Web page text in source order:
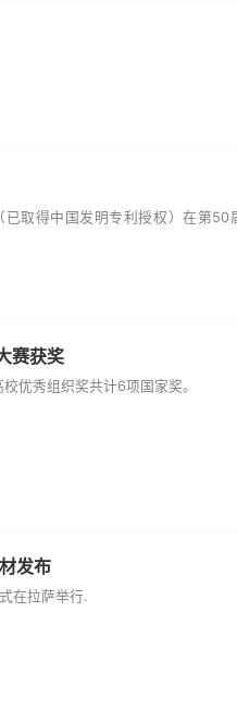
取得中国发明专利授权）在第50
赛获奖
优秀组织奖共计6项国家奖。
发布
在拉萨举行.